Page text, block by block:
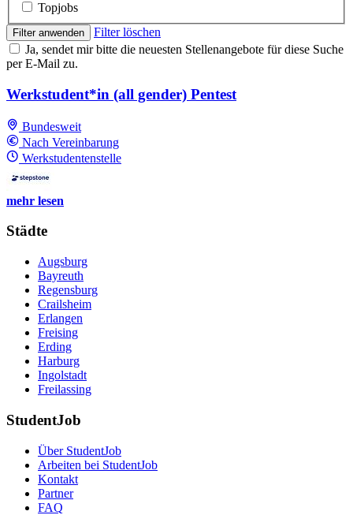
Topjobs
Filter anwenden
Filter löschen
Ja, sendet mir bitte die neuesten Stellenangebote für diese Suche
per E-Mail zu.
Werkstudent*in (all gender) Pentest
Bundesweit
Nach Vereinbarung
Werkstudentenstelle
mehr lesen
Städte
Augsburg
Bayreuth
Regensburg
Crailsheim
Erlangen
Freising
Erding
Harburg
Ingolstadt
Freilassing
StudentJob
Über StudentJob
Arbeiten bei StudentJob
Kontakt
Partner
FAQ